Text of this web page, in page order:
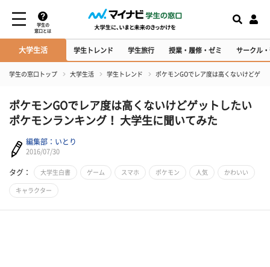
学生の
窓口とは
大学生活 学生トレンド 学生旅行 授業・履修・ゼミ サークル
学生の窓口トップ 大学生活 学生トレンド ポケモンGOでレア度は高くないけどゲ
ポケモンGOでレア度は高くないけどゲットしたい
ポケモンランキング！ 大学生に聞いてみた
編集部：いとり
2016/07/30
タグ： 大学生白書 ゲーム スマホ ポケモン 人気 かわいい
キャラクター